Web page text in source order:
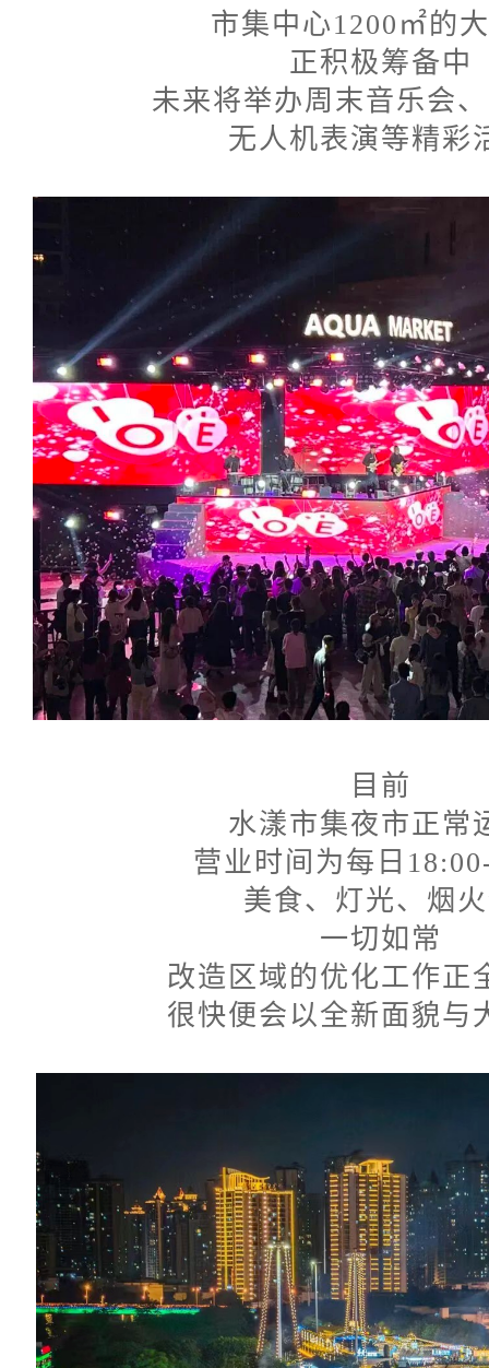
市集中心1200㎡的
正积极筹备中
未来将举办周末音乐会
无人机表演等精彩
目前
水漾市集夜市正常
营业时间为每日
美食、灯光、烟
一切如常
改造区域的优化工作正
很快便会以全新面貌与